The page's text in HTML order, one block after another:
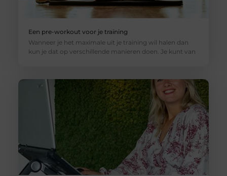
Een pre-workout voor je training
Wanneer je het maximale uit je training wil halen dan
kun je dat op verschillende manieren doen. Je kunt van